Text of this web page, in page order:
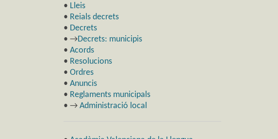
• Lleis
• Reials decrets
• Decrets
• →Decrets: municipis
• Acords
• Resolucions
• Ordres
• Anuncis
• Reglaments municipals
• → Administració local